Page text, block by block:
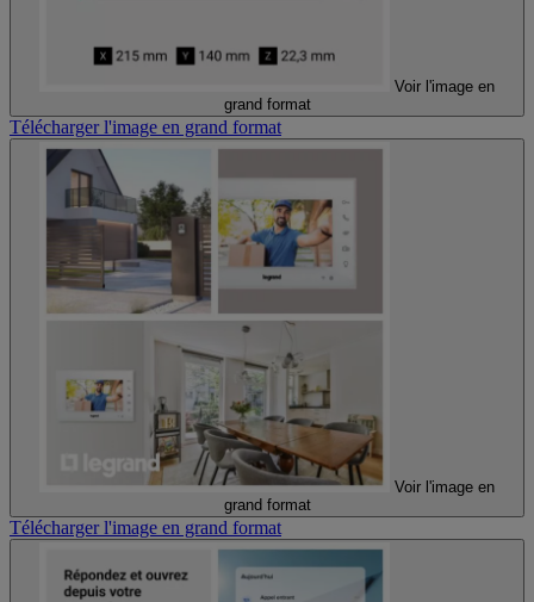
Voir l'image en
grand format
Télécharger l'image en grand format
Voir l'image en
grand format
Télécharger l'image en grand format